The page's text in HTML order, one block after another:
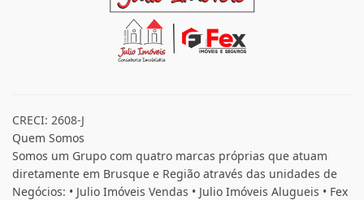
CRECI: 2608-J
Quem Somos
Somos um Grupo com quatro marcas próprias que atuam
diretamente em Brusque e Região através das unidades de
Negócios: • Julio Imóveis Vendas • Julio Imóveis Alugueis • Fex